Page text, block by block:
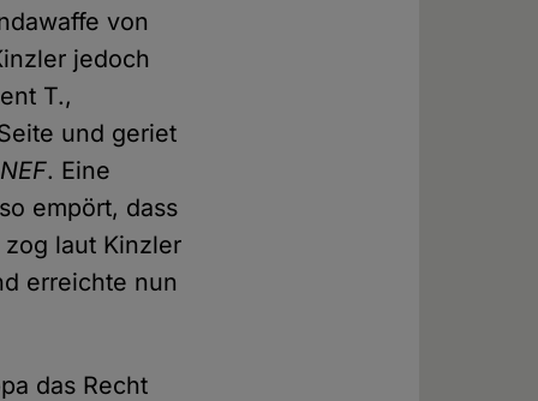
von
jedoch
T.,
und geriet
. Eine
empört, dass
laut Kinzler
erreichte nun
das Recht